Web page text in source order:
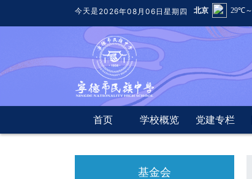
今天是 2026年08月06日星期四
首页 学校概览 党建专栏
基金会